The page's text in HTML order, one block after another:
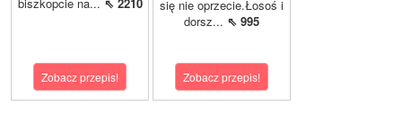
Zobacz przepis!
się nie oprzecie.Łosoś i
dorsz... ⇖ 995
Zobacz przepis!